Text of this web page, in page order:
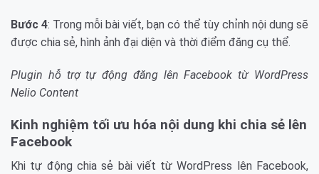
Bước 4: Trong mỗi bài viết, bạn có thể tùy chỉnh nội dung sẽ
được chia sẻ, hình ảnh đại diện và thời điểm đăng cụ thể.
Plugin hỗ trợ tự động đăng lên Facebook từ WordPress
Nelio Content
Kinh nghiệm tối ưu hóa nội dung khi chia sẻ lên
Facebook
Khi tự động chia sẻ bài viết từ WordPress lên Facebook,